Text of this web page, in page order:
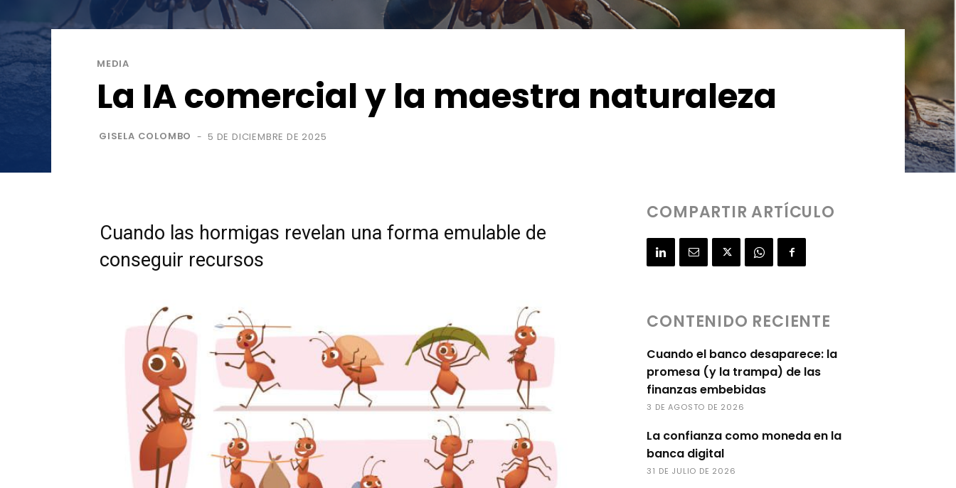
MEDIA
La IA comercial y la maestra naturaleza
GISELA COLOMBO - 5 DE DICIEMBRE DE 2025
Cuando las hormigas revelan una forma emulable de
conseguir recursos
COMPARTIR ARTÍCULO
CONTENIDO RECIENTE
Cuando el banco desaparece: la
promesa (y la trampa) de las
finanzas embebidas
3 DE AGOSTO DE 2026
La confianza como moneda en la
banca digital
31 DE JULIO DE 2026